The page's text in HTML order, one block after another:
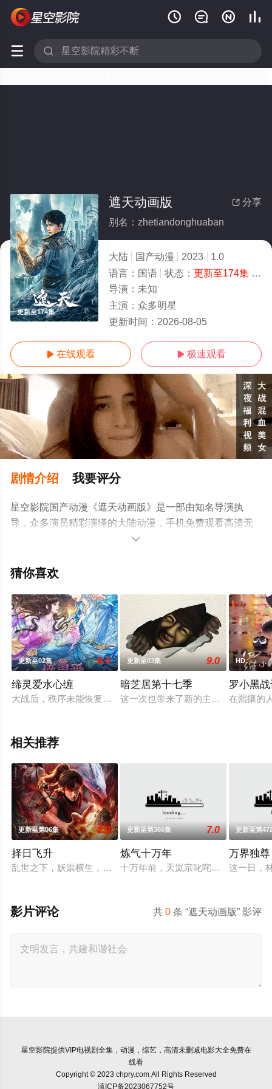
   
 
更新至174集
 分享
遮天动画版
别名：zhetiandonghuaban
大陆 国产动漫 2023
1.0
语言： 国语 状态： 更新至174集- 免费在线播放
导演： 未知
主演： 众多明星
更新时间： 2026-08-05
 在线观看  极速观看
剧情介绍 我要评分
星空影院国产动漫《遮天动画版》是一部由知名导演执
导，众多演员精彩演绎的大陆动漫，手机免费观看高清无
删减完整版动漫全集就上星空电影网，更多相关信息可移

猜你喜欢
更新至02集 9.0
缔灵爱水心缠
大战后，秩序未能恢复，世界陷入混乱。混沌从深渊崛起，黑
更新至03集 9.0
暗芝居第十七季
这一次也带来了新的主题与新的恐怖
HD
罗小黑
在熙攘的
相关推荐
更新至第06集 2.0
择日飞升
乱世之下，妖祟横生，奸佞当道。又值幽界入侵，人、幽两界
更新至第366集 7.0
炼气十万年
十万年前，天岚宗叱咤修真界，宗内
更新至第
万界独尊
这一日，
共0 条 “遮天动画版” 影评
影片评论
星空影院提供VIP电视剧全集，动漫，综艺，高清未删减电影大全免费在
线看
Copyright © 2023 chpry.com All Rights Reserved
滇ICP备2023067752号